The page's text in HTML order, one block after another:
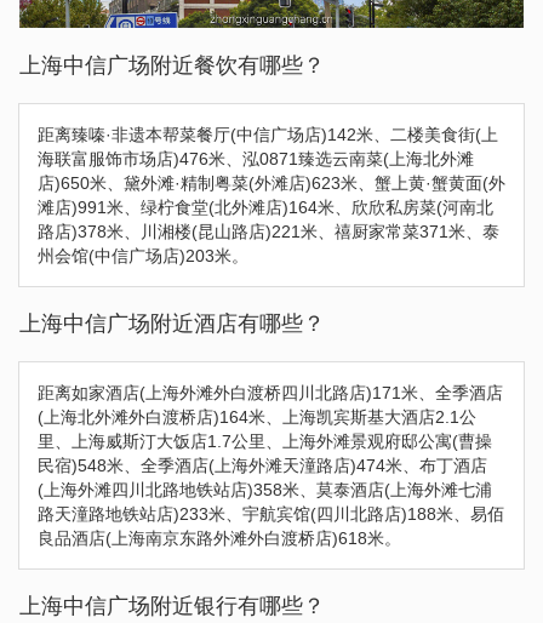
上海中信广场附近餐饮有哪些？
距离臻嗪·非遗本帮菜餐厅(中信广场店)142米、二楼美食街(上
海联富服饰市场店)476米、泓0871臻选云南菜(上海北外滩
店)650米、黛外滩·精制粤菜(外滩店)623米、蟹上黄·蟹黄面(外
滩店)991米、绿柠食堂(北外滩店)164米、欣欣私房菜(河南北
路店)378米、川湘楼(昆山路店)221米、禧厨家常菜371米、泰
州会馆(中信广场店)203米。
上海中信广场附近酒店有哪些？
距离如家酒店(上海外滩外白渡桥四川北路店)171米、全季酒店
(上海北外滩外白渡桥店)164米、上海凯宾斯基大酒店2.1公
里、上海威斯汀大饭店1.7公里、上海外滩景观府邸公寓(曹操
民宿)548米、全季酒店(上海外滩天潼路店)474米、布丁酒店
(上海外滩四川北路地铁站店)358米、莫泰酒店(上海外滩七浦
路天潼路地铁站店)233米、宇航宾馆(四川北路店)188米、易佰
良品酒店(上海南京东路外滩外白渡桥店)618米。
上海中信广场附近银行有哪些？